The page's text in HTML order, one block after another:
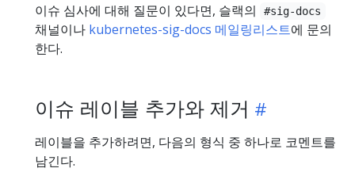
이슈 심사에 대해 질문이 있다면, 슬랙의
#sig-docs
채널이나 kubernetes-sig-docs 메일링리스트에 문의
한다.
이슈 레이블 추가와 제거
레이블을 추가하려면, 다음의 형식 중 하나로 코멘트를
남긴다.